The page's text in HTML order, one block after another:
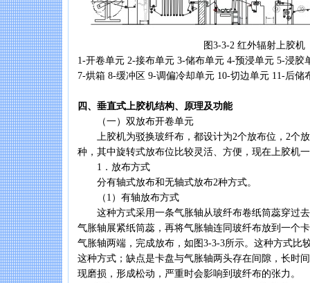
图3-3-2 红外辐射上胶机
1-开卷单元 2-接布单元 3-储布单元 4-预浸单元 5-浸胶
7-烘箱 8-缓冲区 9-调偏冷却单元 10-切边单元 11-后储
四、垂直式上胶机结构、原理及功能
（一）双放布开卷单元
上胶机为驳换玻纤布，都设计为2个放布位，2个放
种，其中旋转式放布位比较灵活、方便，现在上胶机
1．放布方式
分有轴式放布和无轴式放布2种方式。
（1）有轴放布方式
这种方式采用一条气胀轴从玻纤布卷纸筒蕊穿过去
气胀轴展紧纸筒蕊，再将气胀轴连同玻纤布放到一个
气胀轴两端，完成放布，如图3-3-3所示。这种方式比
这种方式；缺点是卡盘与气胀轴两头存在间隙，长时
现磨损，形成松动，严重时会影响到玻纤布的张力。